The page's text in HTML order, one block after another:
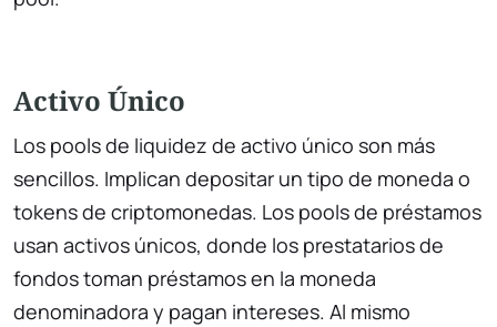
Activo Único
Los pools de liquidez de activo único son más
sencillos. Implican depositar un tipo de moneda o
tokens de criptomonedas. Los pools de préstamos
usan activos únicos, donde los prestatarios de
fondos toman préstamos en la moneda
denominadora y pagan intereses. Al mismo